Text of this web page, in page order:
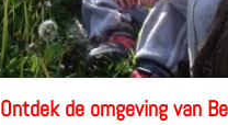
Ontdek de omgeving van